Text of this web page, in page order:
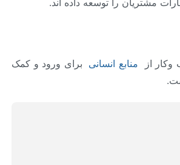
مشتریان را توسعه داده اند.
از منابع انسانی برای ورود و کمک